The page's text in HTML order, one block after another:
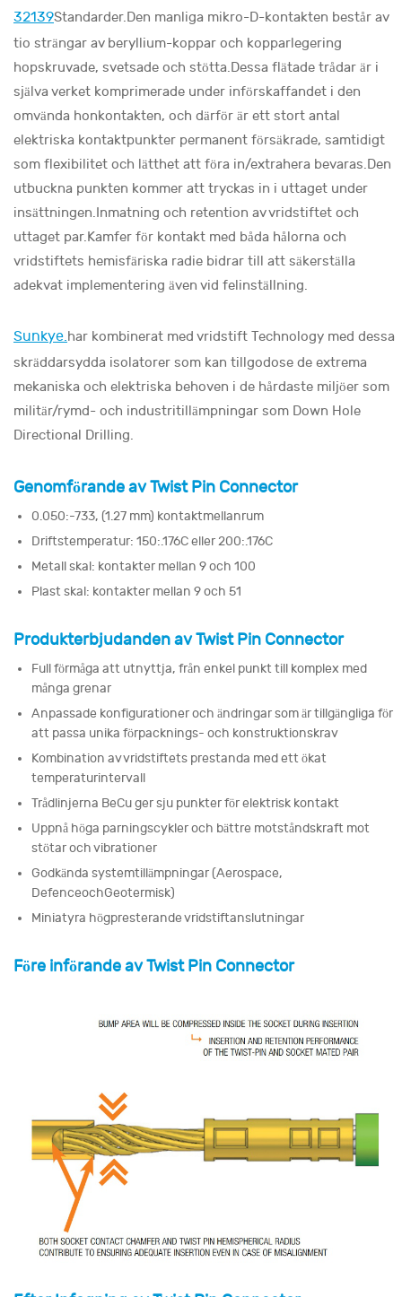
32139Standarder.Den manliga mikro-D-kontakten består av
tio strängar av beryllium-koppar och kopparlegering
hopskruvade, svetsade och stötta.Dessa flätade trådar är i
själva verket komprimerade under införskaffandet i den
omvända honkontakten, och därför är ett stort antal
elektriska kontaktpunkter permanent försäkrade, samtidigt
som flexibilitet och lätthet att föra in/extrahera bevaras.Den
utbuckna punkten kommer att tryckas in i uttaget under
insättningen.Inmatning och retention av vridstiftet och
uttaget par.Kamfer för kontakt med båda hålorna och
vridstiftets hemisfäriska radie bidrar till att säkerställa
adekvat implementering även vid felinställning.
Sunkye. har kombinerat med vridstift Technology med dessa
skräddarsydda isolatorer som kan tillgodose de extrema
mekaniska och elektriska behoven i de hårdaste miljöer som
militär/rymd- och industritillämpningar som Down Hole
Directional Drilling.
Genomförande av Twist Pin Connector
0.050:-733, (1.27 mm) kontaktmellanrum
Driftstemperatur: 150:.176C eller 200:.176C
Metall skal: kontakter mellan 9 och 100
Plast skal: kontakter mellan 9 och 51
Produkterbjudanden av Twist Pin Connector
Full förmåga att utnyttja, från enkel punkt till komplex med
många grenar
Anpassade konfigurationer och ändringar som är tillgängliga för
att passa unika förpacknings- och konstruktionskrav
Kombination av vridstiftets prestanda med ett ökat
temperaturintervall
Trådlinjerna BeCu ger sju punkter för elektrisk kontakt
Uppnå höga parningscykler och bättre motståndskraft mot
stötar och vibrationer
Godkända systemtillämpningar (Aerospace,
DefenceochGeotermisk)
Miniatyra högpresterande vridstiftanslutningar
Före införande av Twist Pin Connector